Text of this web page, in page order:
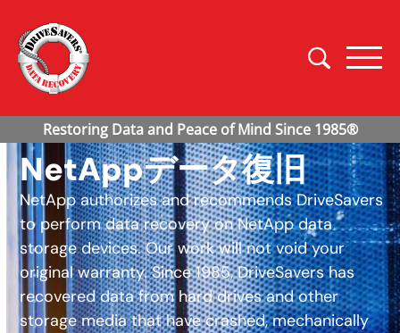
NetAppデータ復旧
NetApp authorizes and recommends DriveSavers
to perform data recovery on NetApp data
storage devices. Our work will not void your
original warranty. Since 1985, DriveSavers has
recovered data from hard drives and other
storage media that have crashed, mechanically